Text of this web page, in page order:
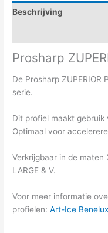
Beschrijving
Prosharp
De Prosharp ZUPERIOR
serie.
Dit profiel maakt
Optimaal voor
Verkrijgbaar in de maten
LARGE & V.
Voor meer informatie
profielen:Art-Ice